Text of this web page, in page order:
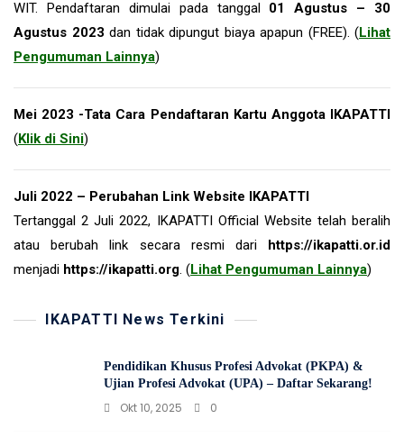
WIT. Pendaftaran dimulai pada tanggal 01 Agustus – 30
Agustus 2023 dan tidak dipungut biaya apapun (FREE). (Lihat
Pengumuman Lainnya)
Mei 2023 -Tata Cara Pendaftaran Kartu Anggota IKAPATTI
(Klik di Sini)
Juli 2022 – Perubahan Link Website IKAPATTI
Tertanggal 2 Juli 2022, IKAPATTI Official Website telah beralih
atau berubah link secara resmi dari https://ikapatti.or.id
menjadi https://ikapatti.org. (Lihat Pengumuman Lainnya)
IKAPATTI News Terkini
Pendidikan Khusus Profesi Advokat (PKPA) &
Ujian Profesi Advokat (UPA) – Daftar Sekarang!
Okt 10, 2025 0